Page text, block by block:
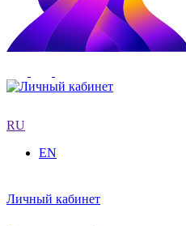
RU
EN
Личный кабинет